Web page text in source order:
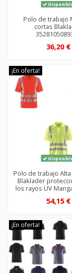
Polo de trabajo
cortas
36,20 €
¡En oferta!
Polo de trabajo
Blaklader
los rayos UV
54,15 €
¡En oferta!